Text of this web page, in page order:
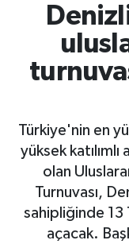
Türkiye'nin en
yüksek
olan
Turnuvası,
sahipliğinde 13
açacak.
Tüm
Son Dakika